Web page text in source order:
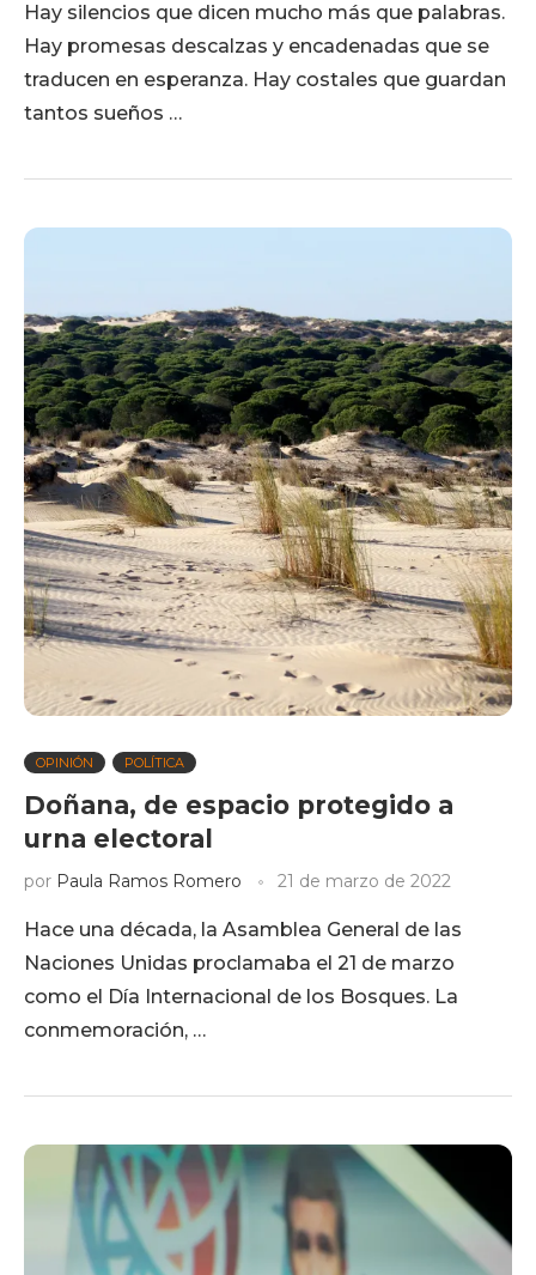
Hay silencios que dicen mucho más que palabras.
Hay promesas descalzas y encadenadas que se
traducen en esperanza. Hay costales que guardan
tantos sueños …
OPINIÓN POLÍTICA
Doñana, de espacio protegido a
urna electoral
por Paula Ramos Romero 21 de marzo de 2022
Hace una década, la Asamblea General de las
Naciones Unidas proclamaba el 21 de marzo
como el Día Internacional de los Bosques. La
conmemoración, …